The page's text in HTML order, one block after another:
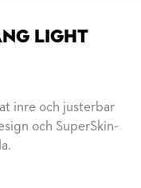
LIGHT
inre och justerbar
och SuperSkin-